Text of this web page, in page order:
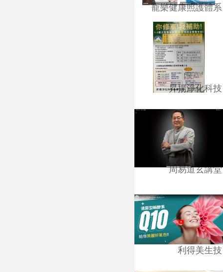
寵樂健康照護體系
昇揚淨化科技
周易道玄講堂
利得美生技